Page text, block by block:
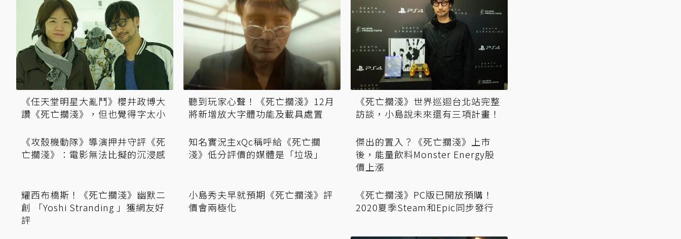
《任天堂明星大亂鬥》櫻井政博大
讚《死亡擱淺》，但也覺得字太小
聽到玩家心聲！《死亡擱淺》12月
將新增放大字體功能及載具處置
《死亡擱淺》世界巡迴台北站完整
訪談，小島說未來還有三項計畫！